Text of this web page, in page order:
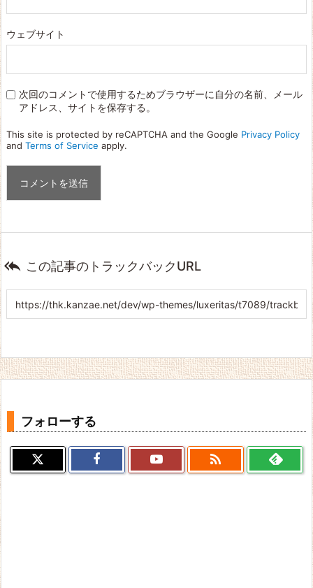
ウェブサイト
次回のコメントで使用するためブラウザーに自分の名前、メール
アドレス、サイトを保存する。
This site is protected by reCAPTCHA and the Google Privacy Policy
and Terms of Service apply.
 この記事のトラックバックURL
フォローする
